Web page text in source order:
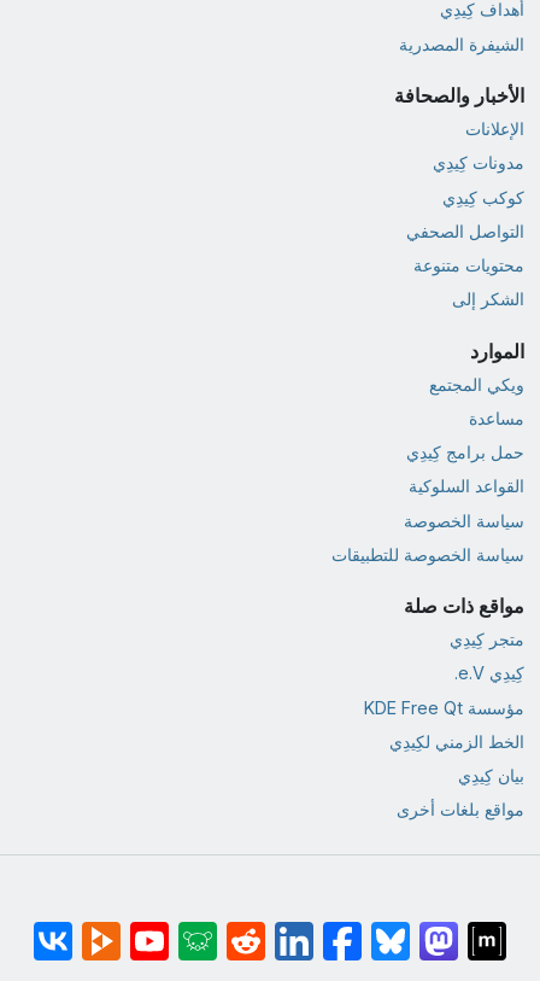
أهداف كِيدِي
الشيفرة المصدرية
الأخبار والصحافة
الإعلانات
مدونات كِيدِي
كوكب كِيدِي
التواصل الصحفي
محتويات متنوعة
الشكر إلى
الموارد
ويكي المجتمع
مساعدة
حمل برامج كِيدِي
القواعد السلوكية
سياسة الخصوصة
سياسة الخصوصة للتطبيقات
مواقع ذات صلة
متجر كِيدِي
كِيدِي e.V.
مؤسسة KDE Free Qt
الخط الزمني لكِيدِي
بيان كِيدِي
مواقع بلغات أخرى